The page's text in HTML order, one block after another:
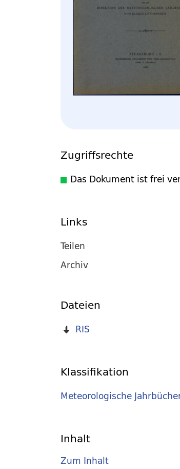
Zugriffsrechte
Das Dokument ist frei
Links
Teilen
Archiv
Dateien
RIS
Klassifikation
Meteorologische
Inhalt
Zum Inhalt